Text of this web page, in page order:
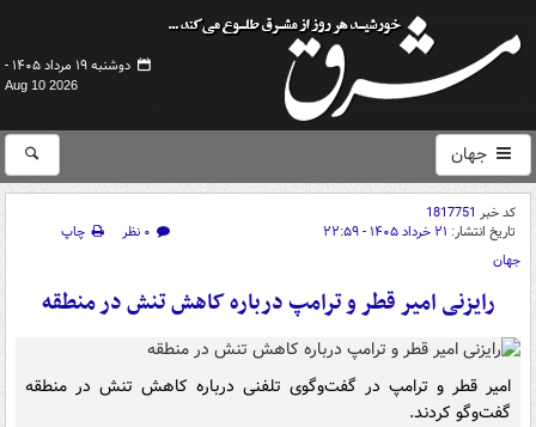
دوشنبه ۱۹ مرداد ۱۴۰۵ -
Aug 10 2026
جهان
کد خبر 1817751
تاریخ انتشار: ۲۱ خرداد ۱۴۰۵ - ۲۲:۵۹ ۰ نظر
چاپ
جهان
رایزنی امیر قطر و ترامپ درباره کاهش تنش در منطقه
امیر قطر و ترامپ در گفت‌وگوی تلفنی درباره کاهش تنش در منطقه
گفت‌وگو کردند.